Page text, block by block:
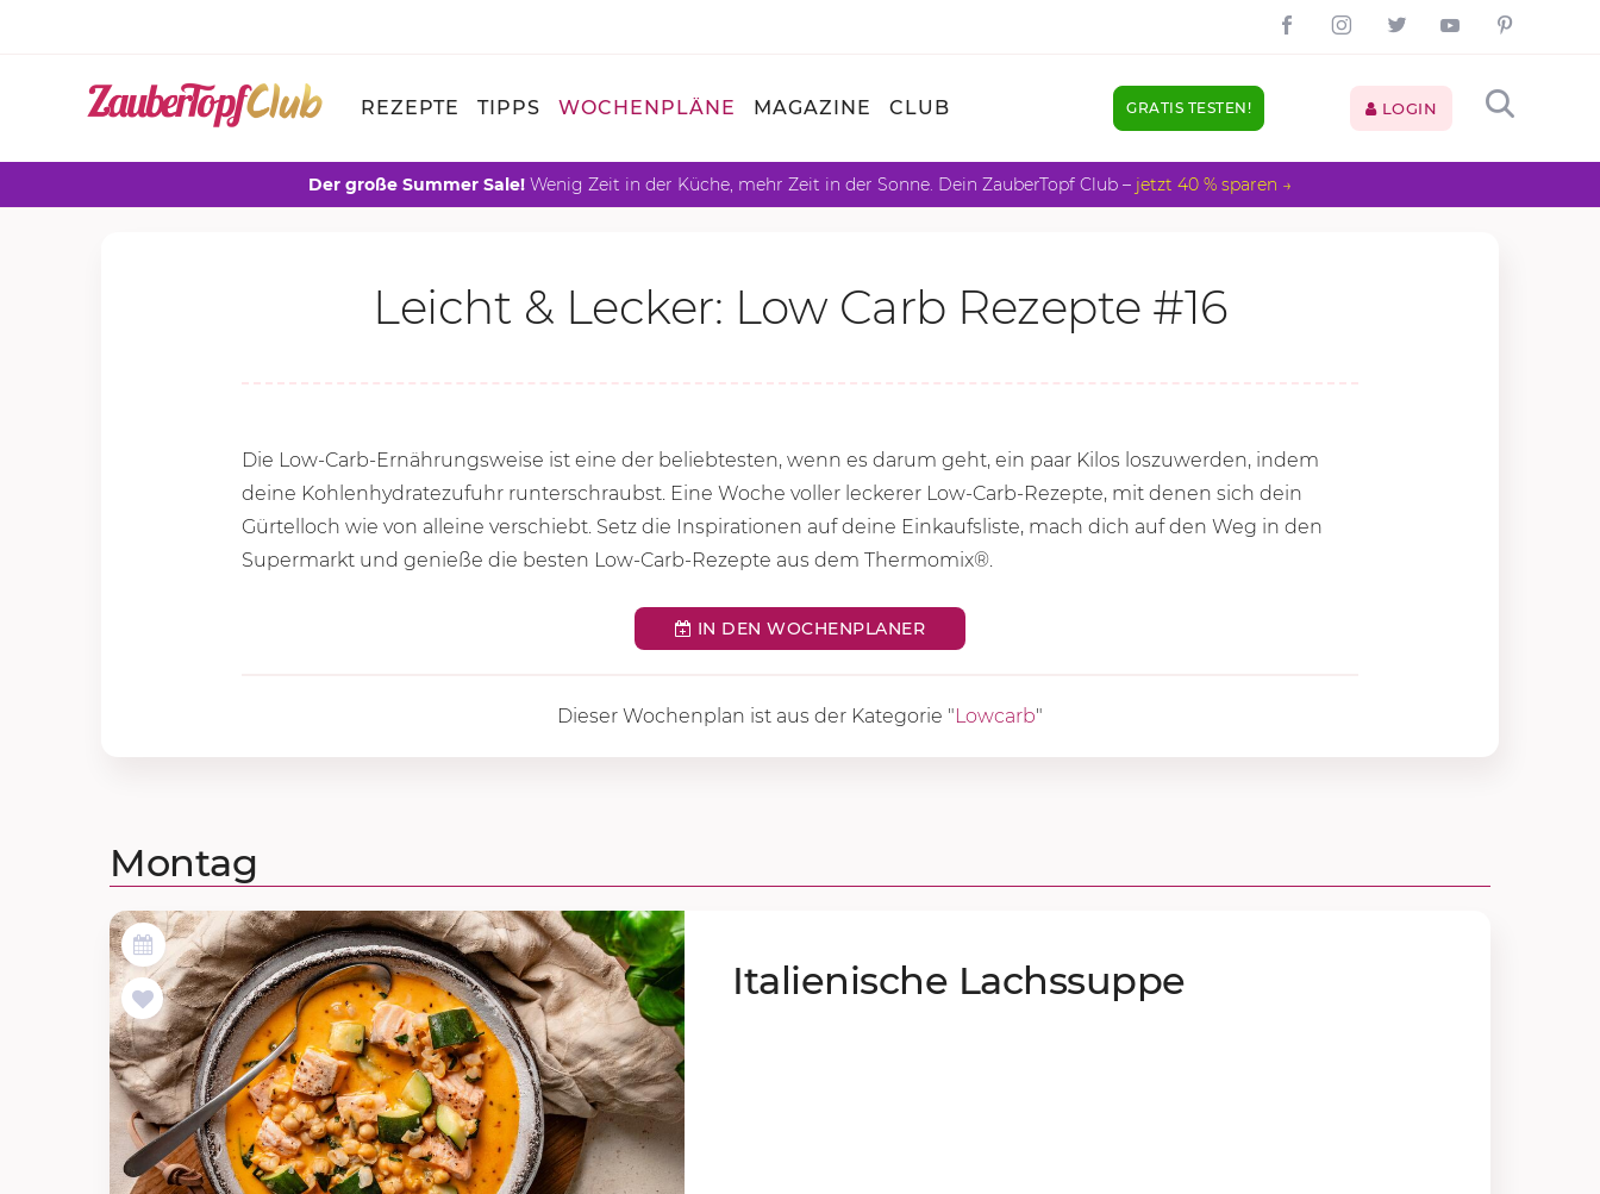
REZEPTE TIPPS WOCHENPLÄNE MAGAZINE CLUB GRATIS TESTEN! LOGIN
Der große Summer Sale! Wenig Zeit in der Küche, mehr Zeit in der Sonne. Dein ZauberTopf Club – jetzt 40 % sparen →
Leicht & Lecker: Low Carb Rezepte #16
Die Low-Carb-Ernährungsweise ist eine der beliebtesten, wenn es darum geht, ein paar Kilos loszuwerden, indem
deine Kohlenhydratezufuhr runterschraubst. Eine Woche voller leckerer Low-Carb-Rezepte, mit denen sich dein
Gürtelloch wie von alleine verschiebt. Setz die Inspirationen auf deine Einkaufsliste, mach dich auf den Weg in den
Supermarkt und genieße die besten Low-Carb-Rezepte aus dem Thermomix®.
IN DEN WOCHENPLANER
Dieser Wochenplan ist aus der Kategorie "Lowcarb"
Montag
Ita­lie­ni­sche Lachs­sup­pe